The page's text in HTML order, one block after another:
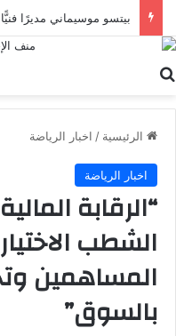
بيتسو موسيماني مديرًا
الرئيسية / اخبار الرياضة
اخبار الرياضة
“الرقابة
الشطب
المساهمين
بالسوق”